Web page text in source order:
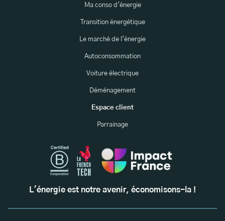
Ma conso d'énergie
Transition énergétique
Le marché de l'énergie
Autoconsommation
Voiture électrique
Déménagement
Espace client
Parrainage
L'énergie est notre avenir, économisons-la !